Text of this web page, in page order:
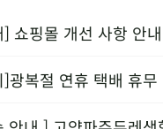
] 쇼핑몰 개선 사항 안
]광복절 연휴 택배 휴무